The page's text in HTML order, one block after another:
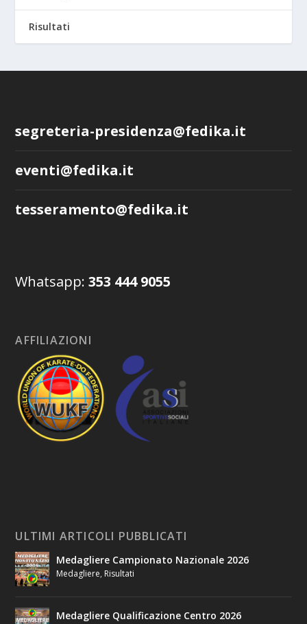
Risultati
segreteria-presidenza@fedika.it
eventi@fedika.it
tesseramento@fedika.it
Whatsapp:353 444 9055
AFFILIAZIONI
ULTIMI ARTICOLI PUBBLICATI
Medagliere Campionato Nazionale 2026
Medagliere, Risultati
Medagliere Qualificazione Centro 2026